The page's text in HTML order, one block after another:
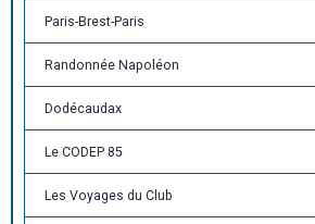
Paris-Brest-Paris
Randonnée Napoléon
Dodécaudax
Le CODEP 85
Les Voyages du Club